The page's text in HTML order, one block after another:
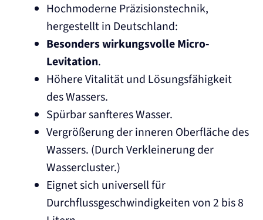
Hochmoderne Präzisionstechnik,
hergestellt in Deutschland:
Besonders wirkungsvolle Micro-
Levitation.
Höhere Vitalität und Lösungsfähigkeit
des Wassers.
Spürbar sanfteres Wasser.
Vergrößerung der inneren Oberfläche des
Wassers. (Durch Verkleinerung der
Wassercluster.)
Eignet sich universell für
Durchflussgeschwindigkeiten von 2 bis 8